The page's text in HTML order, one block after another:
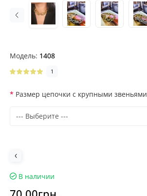
Модель: 1408
1
Размер цепочки с крупными звеньями
В наличии